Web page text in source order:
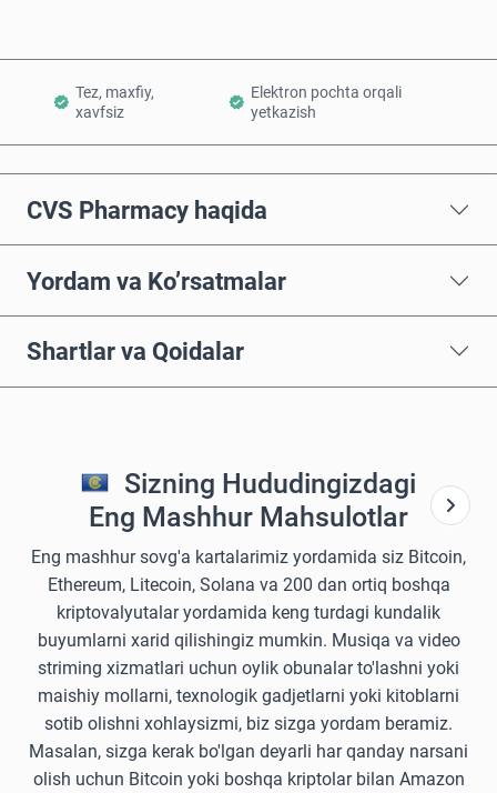
Tez, maxfiy,
xavfsiz
Elektron pochta orqali
yetkazish
CVS Pharmacy haqida
Yordam va Ko’rsatmalar
Shartlar va Qoidalar
Sizning Hududingizdagi
Eng Mashhur Mahsulotlar
Eng mashhur sovg'a kartalarimiz yordamida siz Bitcoin,
Ethereum, Litecoin, Solana va 200 dan ortiq boshqa
kriptovalyutalar yordamida keng turdagi kundalik
buyumlarni xarid qilishingiz mumkin. Musiqa va video
striming xizmatlari uchun oylik obunalar to'lashni yoki
maishiy mollarni, texnologik gadjetlarni yoki kitoblarni
sotib olishni xohlaysizmi, biz sizga yordam beramiz.
Masalan, sizga kerak bo'lgan deyarli har qanday narsani
olish uchun Bitcoin yoki boshqa kriptolar bilan Amazon